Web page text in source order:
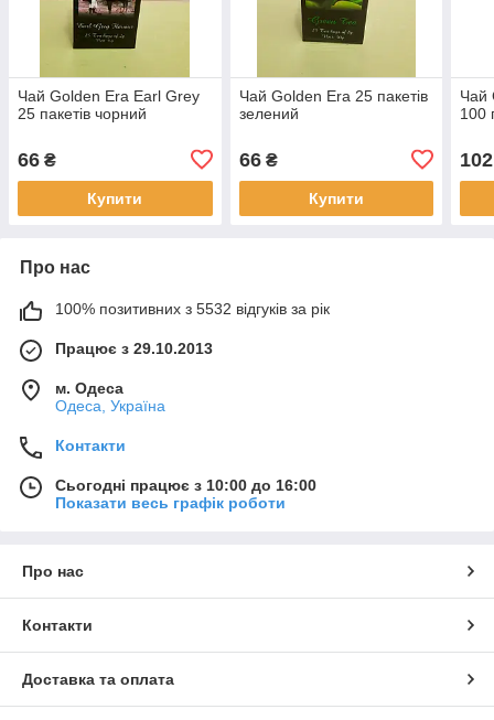
Чай Golden Era Earl Grey
25 пакетів чорний
66 ₴
Купити
Чай Golden Era 25 пакетів
зелений
66₴
Купити
Чай
100
102
Про нас
100% позитивних з 5532 відгуків за рік
Працює з 29.10.2013
м. Одеса
Одеса, Україна
Контакти
Сьогодні працює з 10:00 до 16:00
Показати весь графік роботи
Про нас
Контакти
Доставка та оплата